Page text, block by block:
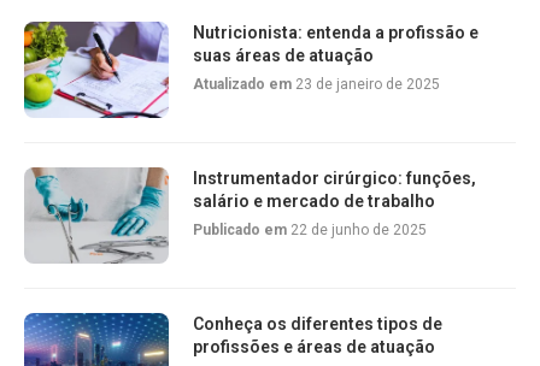
Nutricionista: entenda a profissão e
suas áreas de atuação
Atualizado em 23 de janeiro de 2025
Instrumentador cirúrgico: funções,
salário e mercado de trabalho
Publicado em 22 de junho de 2025
Conheça os diferentes tipos de
profissões e áreas de atuação